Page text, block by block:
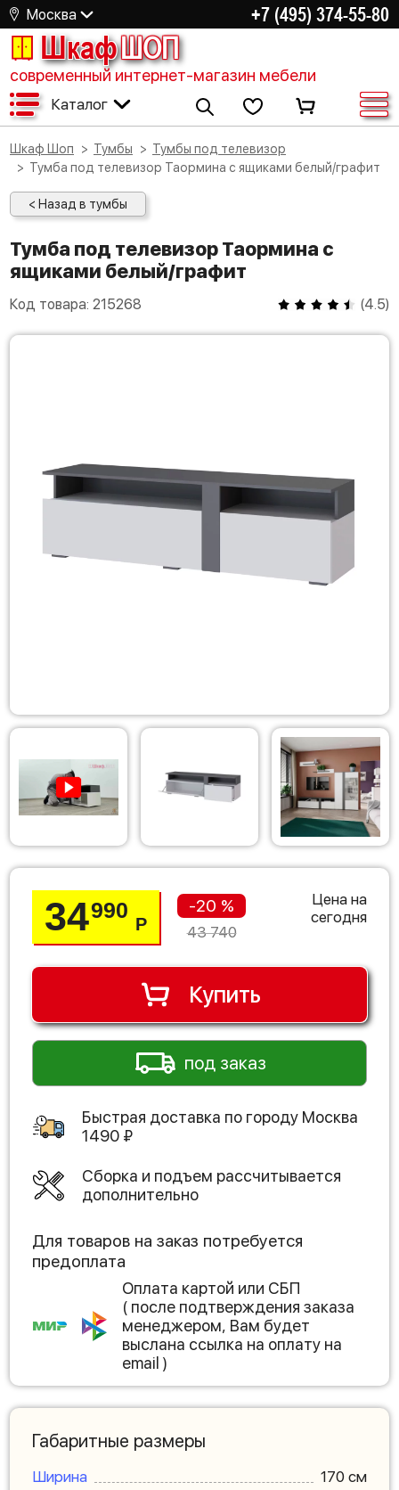
Москва +7 (495) 374-55-80
ШкафШОП
современный интернет-магазин мебели
Каталог
Шкаф Шоп Тумбы
Тумбы под телевизор
Тумба под телевизор Таормина с ящиками белый/графит
< Назад в тумбы
Тумба под телевизор Таормина с
ящиками белый/графит
Код товара: 215268 (4.5)
34990
Р
-20 %
43 740
Цена на
сегодня
Купить
под заказ
Быстрая доставка по городу Москва
1490 ₽
Сборка и подъем рассчитывается
дополнительно
Для товаров на заказ потребуется
предоплата
Оплата картой или СБП
( после подтверждения заказа
менеджером, Вам будет
выслана ссылка на оплату на
email )
Габаритные размеры
Ширина
170 см